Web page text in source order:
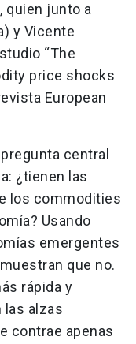
quien junto a
y Vicente
“The
price shocks
European
central
¿tienen las
los commodities
Usando
emergentes
que no.
rápida y
las alzas
contrae apenas